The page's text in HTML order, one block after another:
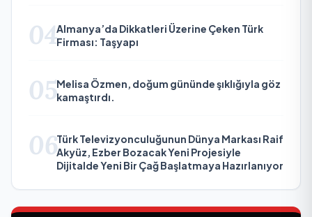
04Almanya’da Dikkatleri Üzerine Çeken Türk
Firması: Taşyapı
05Melisa Özmen, doğum gününde şıklığıyla göz
kamaştırdı.
06Türk Televizyonculuğunun Dünya Markası Raif
Akyüz, Ezber Bozacak Yeni Projesiyle
Dijitalde Yeni Bir Çağ Başlatmaya Hazırlanıyor